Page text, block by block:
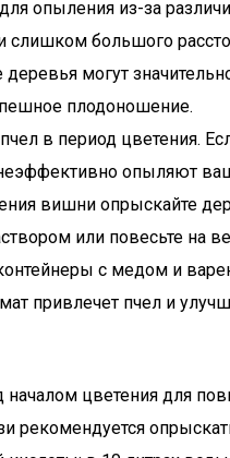
опыления из-за
слишком большого
могут
плодоношение.
в период цветения.
опыляют
вишни опрыскайте
или повесьте на
с медом и
привлечет пчел и
началом цветения для
рекомендуется